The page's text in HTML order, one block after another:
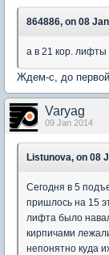
864886, on 08
а в 21 кор. лифты
Ждем-с, до первой
Varyag
09 Jan 2014
Listunova, on 08
Сегодня в 5
пришлось на 15
лифта было
кирпичами
непонятно куда